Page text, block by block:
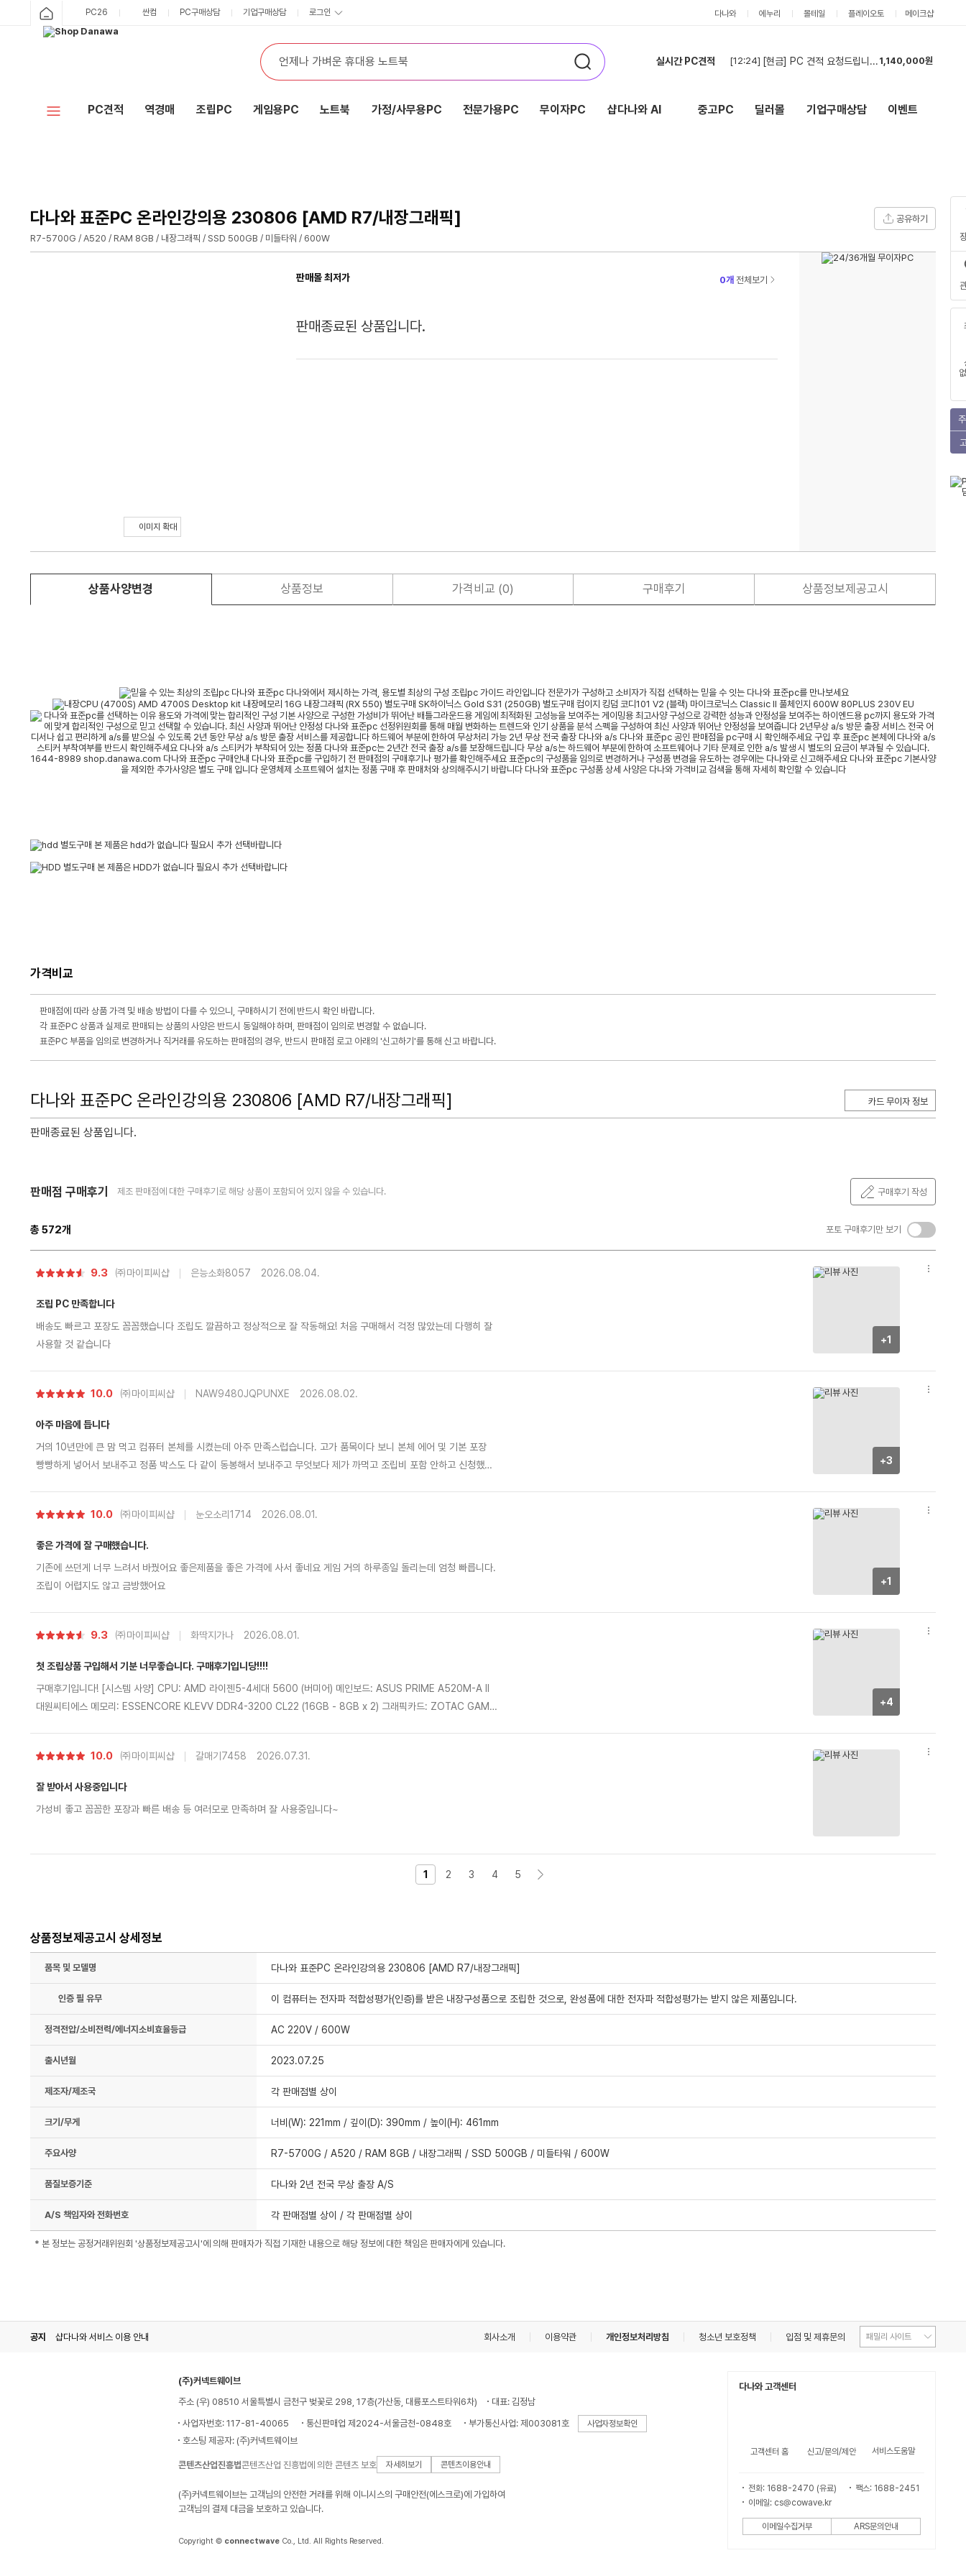
PC26 싼컴 PC구매상담 기업구매상담 로그인 다나와 에누리 몰테일 플레이오토 메이크샵
통
합
검
색
검
색
실시간 PC견적
[12:02] 견
6,653,000원
[11:44] 빠른구입
1,043,000원
[건설회사현장사용] PC 견적 (데크탑 본체4, 모니터6) - 세금계산서 발행건 7,136,000원
[현금] PC 견적 요청드립니다.1,140,000원
PC견적 역경매 조립PC 게임용PC 노트북 가정/사무용PC 전문가용PC 무이자PC 샵다나와 AI 중고PC 딜러몰 기업구매상담 이벤트
다나와 표준PC 온라인강의용 230806 [AMD R7/내장그래픽]
공유하기
R7-5700G / A520 / RAM 8GB / 내장그래픽 / SSD 500GB / 미들타워 / 600W
이미지 확대
판매몰 최저가 0개 전체보기
판매종료된 상품입니다.
상품사양변경 상품정보 가격비교 (0) 구매후기 상품정보제공고시
가격비교
판매점에 따라 상품 가격 및 배송 방법이 다를 수 있으니, 구매하시기 전에 반드시 확인 바랍니다.
각 표준PC 상품과 실제로 판매되는 상품의 사양은 반드시 동일해야 하며, 판매점이 임의로 변경할 수 없습니다.
표준PC 부품을 임의로 변경하거나 직거래를 유도하는 판매점의 경우, 반드시 판매점 로고 아래의 '신고하기'를 통해 신고 바랍니다.
다나와 표준PC 온라인강의용 230806 [AMD R7/내장그래픽] 카드 무이자 정보
판매종료된 상품입니다.
판매점 구매후기 제조 판매점에 대한 구매후기로 해당 상품이 포함되어 있지 않을 수 있습니다. 구매후기 작성
총572개 포토 구매후기만 보기
켜
별
9.3 ㈜마이피씨샵 은능소화8057 2026.08.04.
조립 PC 만족합니다
배송도 빠르고 포장도 꼼꼼했습니다 조립도 깔끔하고 정상적으로 잘 작동해요! 처음 구매해서 걱정 많았는데 다행히 잘
사용할 것 같습니다
+1
옵
별
10.0 ㈜마이피씨샵 NAW9480JQPUNXE 2026.08.02.
아주 마음에 듭니다
거의 10년만에 큰 맘 먹고 컴퓨터 본체를 시켰는데 아주 만족스럽습니다. 고가 품목이다 보니 본체 에어 및 기본 포장
빵빵하게 넣어서 보내주고 정품 박스도 다 같이 동봉해서 보내주고 무엇보다 제가 까먹고 조립비 포함 안하고 신청했는
+3
옵
별
10.0 ㈜마이피씨샵 눈오소리1714 2026.08.01.
좋은 가격에 잘 구매했습니다.
기존에 쓰던게 너무 느려서 바꿨어요 좋은제품을 좋은 가격에 사서 좋네요 게임 거의 하루종일 돌리는데 엄청 빠릅니다.
조립이 어렵지도 않고 금방했어요
+1
옵
별
9.3 ㈜마이피씨샵 화딱지가나 2026.08.01.
첫 조립상품 구입해서 기분 너무좋습니다. 구매후기입니당!!!!
구매후기입니다! [시스템 사양] CPU: AMD 라이젠5-4세대 5600 (버미어) 메인보드: ASUS PRIME A520M-A II
대원씨티에스 메모리: ESSENCORE KLEVV DDR4-3200 CL22 (16GB - 8GB x 2) 그래픽카드: ZOTAC GAMI
Flash DS900 ARGB 강화유리 (블랙 우드) OS: Microsoft Windows 11 Home (처음사용자용 한글) [후기] 배송
저희 집이랑 너무 잘어울려서 만족스럽게 잘 쓰겠습니다. 다음에도 PC 구매할 일 있으면 여기서 구매할게요! 믿고 살 수
+4
옵
별
10.0 ㈜마이피씨샵 갈매기7458 2026.07.31.
잘 받아서 사용중입니다
가성비 좋고 꼼꼼한 포장과 빠른 배송 등 여러모로 만족하며 잘 사용중입니다~
옵
1 2 3 4 5
음
지
로
상품정보제공고시 상세정보
품목 및 모델명 다나와 표준PC 온라인강의용 230806 [AMD R7/내장그래픽]
인증 필 유무 이 컴퓨터는 전자파 적합성평가(인증)를 받은 내장구성품으로 조립한 것으로, 완성품에 대한 전자파 적합성평가는 받지 않은 제품입니다.
정격전압/소비전력/에너지소비효율등급 AC 220V / 600W
출시년월 2023.07.25
제조자/제조국 각 판매점별 상이
크기/무게 너비(W): 221mm / 깊이(D): 390mm / 높이(H): 461mm
주요사양 R7-5700G / A520 / RAM 8GB / 내장그래픽 / SSD 500GB / 미들타워 / 600W
품질보증기준 다나와 2년 전국 무상 출장 A/S
A/S 책임자와 전화번호 각 판매점별 상이 / 각 판매점별 상이
* 본 정보는 공정거래위원회 '상품정보제공고시'에 의해 판매자가 직접 기재한 내용으로 해당 정보에 대한 책임은 판매자에게 있습니다.
공지 샵다나와 서비스 이용 안내 회사소개 이용약관 개인정보처리방침 청소년 보호정책 입점 및 제휴문의
(주)커넥트웨이브
주소 (우) 08510 서울특별시 금천구 벚꽃로 298, 17층(가산동, 대륭포스트타워6차)
대표: 김정남
사업자번호: 117-81-40065
통신판매업 제2024-서울금천-0848호 부가통신사업: 제003081호 사업자정보확인
호스팅 제공자: (주)커넥트웨이브
콘텐츠산업진흥법콘텐츠산업 진흥법에 의한 콘텐츠 보호 자세히보기 콘텐츠이용안내
(주)커넥트웨이브는 고객님의 안전한 거래를 위해 이니시스의 구매안전(에스크로)에 가입하여
고객님의 결제 대금을 보호하고 있습니다.
Copyright © connectwave Co., Ltd. All Rights Reserved.
다나와 고객센터
고객센터 홈 신고/문의/제안 서비스도움말
전화: 1688-2470 (유료)
팩스: 1688-2451
이메일: cs@cowave.kr
이메일수집거부 ARS문의안내